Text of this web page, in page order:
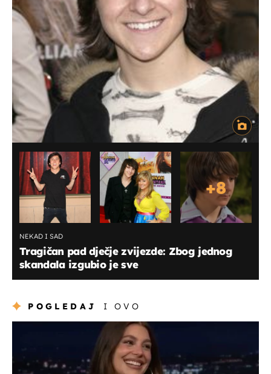
+8
NEKAD I SAD
Tragičan pad dječje zvijezde: Zbog jednog
skandala izgubio je sve
POGLEDAJ I OVO